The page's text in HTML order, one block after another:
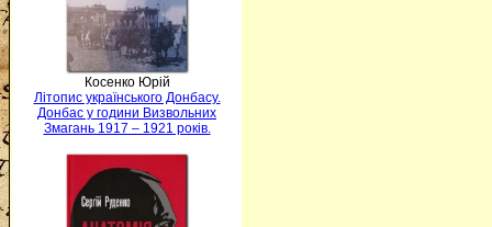
Косенко Юрій
Літопис українського Донбасу.
Донбас у години Визвольних
Змагань 1917 – 1921 років.